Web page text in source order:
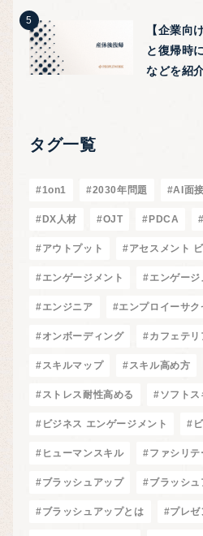
【企業向
と復帰時
などを紹
タグ一覧
#1on1 #2030年問題 #AI面接
#DX人材 #OJT #PDCA
#アウトプット #アセスメント
#エンゲージメント #エンゲージ
#エンジニア #エンプロイーサク
#オンボーディング #カフェテリ
#スキルマップ #スキル高め方
#ストレス耐性高める #ソフトス
#ビジネス エンゲージメント #
#ヒューマンスキル #ファシリテ
#ブラッシュアップ #ブラッシ
#ブラッシュアップとは #プレゼ